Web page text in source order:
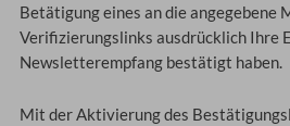
Betätigung eines an die angegebene
Verifizierungslinks ausdrücklich Ihre
Newsletterempfang bestätigt haben.
Mit der Aktivierung des